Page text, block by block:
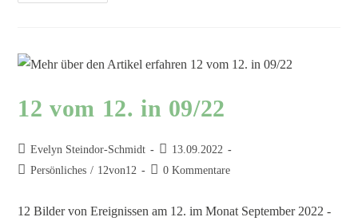
12 vom 12. in 09/22
Evelyn Steindor-Schmidt
13.09.2022
Persönliches / 12von12 0 Kommentare
12 Bilder von Ereignissen am 12. im Monat September 2022 -